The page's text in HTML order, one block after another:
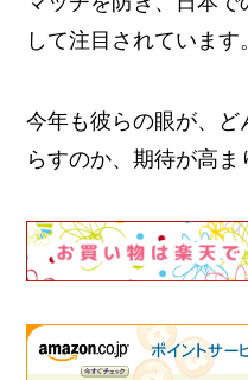
して注目されています
今年も彼らの眼が、ど
らすのか、期待が高ま